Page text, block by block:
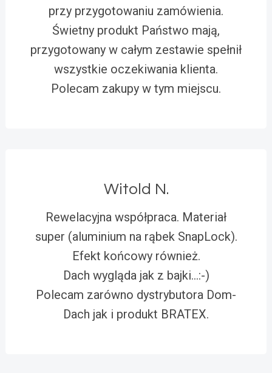
przy przygotowaniu zamówienia.
Świetny produkt Państwo mają,
przygotowany w całym zestawie spełnił
wszystkie oczekiwania klienta.
Polecam zakupy w tym miejscu.
Witold N.
Rewelacyjna współpraca. Materiał
super (aluminium na rąbek SnapLock).
Efekt końcowy również.
Dach wygląda jak z bajki…:-)
Polecam zarówno dystrybutora Dom-
Dach jak i produkt BRATEX.